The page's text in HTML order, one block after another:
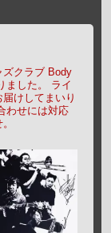
ズクラブ Body
した。
ライ
けしてまいり
わせには対応